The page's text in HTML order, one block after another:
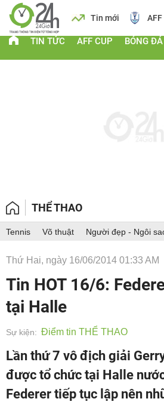
Lịch Tin mới AFF
TIN TỨC AFF CUP BÓNG ĐÁ
THỂ THAO
Tennis Võ thuật Người đẹp - Ngôi
Thứ Hai, ngày 16/06/2014 01:33 AM
Tin HOT 16/6:
tại Halle
Sự kiện: Điểm tin THỂ THAO
Lần thứ 7 vô địch giải
được tổ chức tại Halle
Federer tiếp tục lập nên